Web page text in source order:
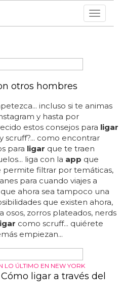
Toggle
otros hombres
incluso si te animas
y hasta por
estos consejos paraligar
como encontrar
paraligarque te traen
liga con laappque
filtrar por temáticas,
para cuando viajes a
ahora sea tampoco una